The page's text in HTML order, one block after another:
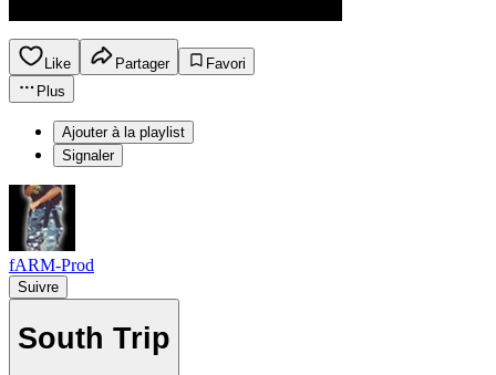
Like Partager
Favori
Plus
Ajouter à la playlist
Signaler
fARM-Prod
Suivre
South Trip